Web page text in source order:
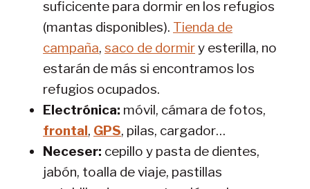
suficicente para dormir en los refugios
(mantas disponibles). Tienda de
campaña, saco de dormiry esterilla, no
estarán de más si encontramos los
refugios ocupados.
Electrónica: móvil, cámara de fotos,
frontal, GPS, pilas, cargador…
Neceser: cepillo y pasta de dientes,
jabón, toalla de viaje, pastillas